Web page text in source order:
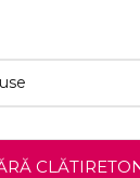
CLĂTIRE